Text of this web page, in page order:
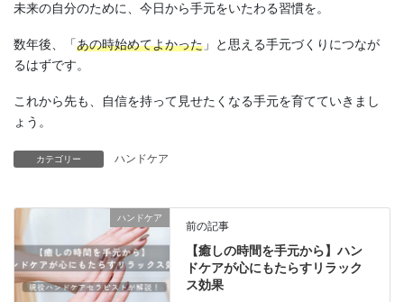
未来の自分のために、今日から手元をいたわる習慣を。
数年後、「あの時始めてよかった 」と思える手元づくりにつなが
るはずです。
これから先も、自信を持って見せたくなる手元を育てていきまし
ょう。
カテゴリー ハンドケア
ハンドケア
前の記事
【癒しの時間を手元から】ハン
ドケアが心にもたらすリラック
ス効果